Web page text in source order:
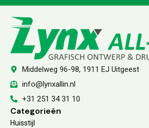
Middelweg 96-98, 1911 EJ Uitgeest
info@lynxallin.nl
+31 251 34 31 10
Categorieën
Huisstijl